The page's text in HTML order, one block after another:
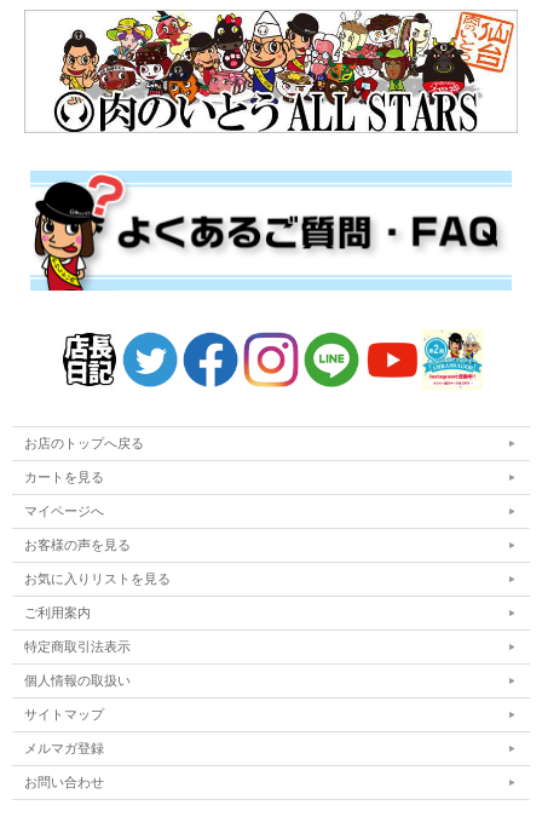
お店のトップへ戻る
カートを見る
マイページへ
お客様の声を見る
お気に入りリストを見る
ご利用案内
特定商取引法表示
個人情報の取扱い
サイトマップ
メルマガ登録
お問い合わせ